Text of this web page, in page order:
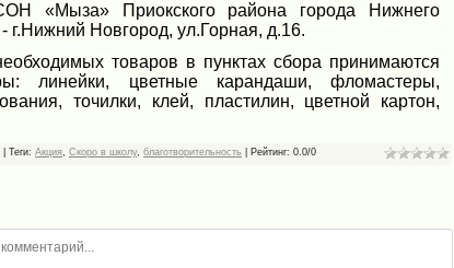
«Мыза» Приокского района города Нижнего
г.Нижний Новгород, ул.Горная, д.16.
товаров в пунктах сбора принимаются
линейки, цветные карандаши, фломастеры,
точилки, клей, пластилин, цветной картон,
Теги: Акция Скоро в школу, благотворительность Рейтинг: 0.0/0